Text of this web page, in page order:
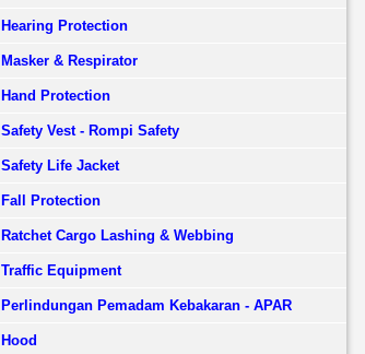
Hearing Protection
Masker & Respirator
Hand Protection
Safety Vest - Rompi Safety
Safety Life Jacket
Fall Protection
Ratchet Cargo Lashing & Webbing
Traffic Equipment
Perlindungan Pemadam Kebakaran - APAR
Hood